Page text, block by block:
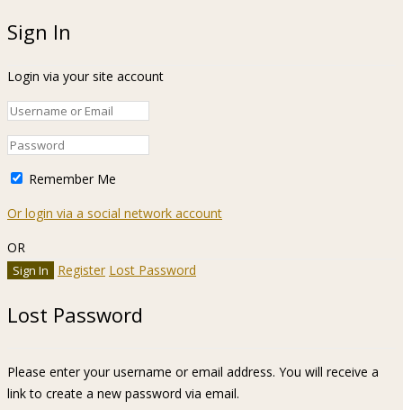
Sign In
Login via your site account
Remember Me
Or login via a social network account
OR
Register Lost Password
Lost Password
Please enter your username or email address. You will receive a
link to create a new password via email.